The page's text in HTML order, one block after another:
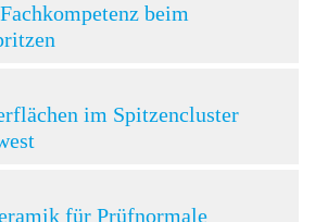
beim
im Spitzencluster
für Prüfnormale